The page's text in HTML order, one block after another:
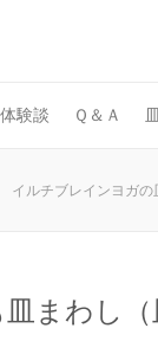
体験談 Ｑ＆Ａ
イルチブレインヨガ
まわし（